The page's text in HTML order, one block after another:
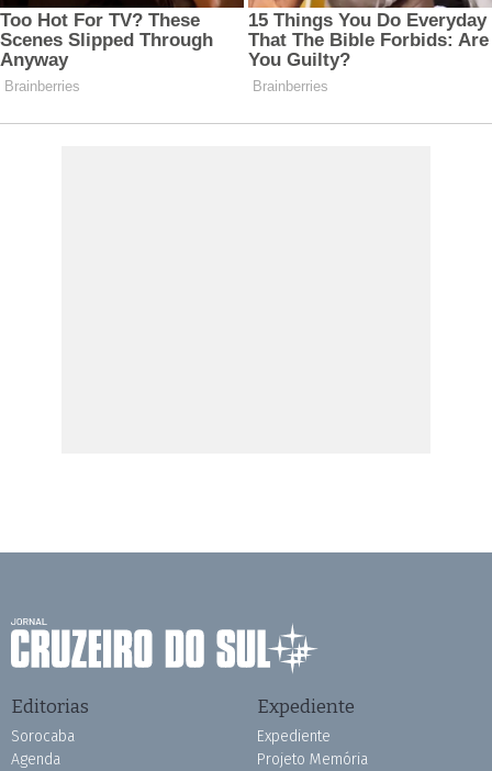
Editorias
Sorocaba
Agenda
Expediente
Expediente
Projeto Memória